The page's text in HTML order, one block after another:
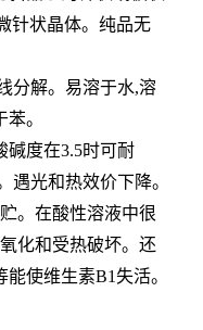
针状晶体。纯品无
分解。易溶于水,溶
。
碱度在3.5时可耐
遇光和热效价下降。
。在酸性溶液中很
化和受热破坏。还
能使维生素B1失活。